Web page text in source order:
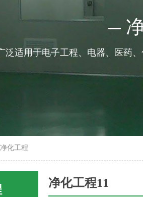
泛适用于电子工程、电器、医药
净化工程
净化工程11